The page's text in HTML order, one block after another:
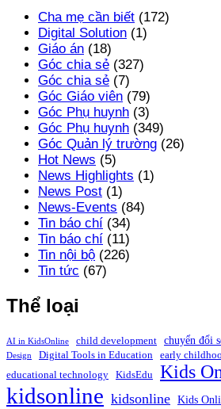
Cha mẹ cần biết (172)
Digital Solution (1)
Giáo án (18)
Góc chia sẻ (327)
Góc chia sẻ (7)
Góc Giáo viên (79)
Góc Phụ huynh (3)
Góc Phụ huynh (349)
Góc Quản lý trường (26)
Hot News (5)
News Highlights (1)
News Post (1)
News-Events (84)
Tin báo chí (34)
Tin báo chí (11)
Tin nội bộ (226)
Tin tức (67)
Thể loại
AI in KidsOnline child development chuyển đổi
Design
Digital Tools in Education
early
educational technology
KidsEdu Kids
kidsonline kidsonline Kids